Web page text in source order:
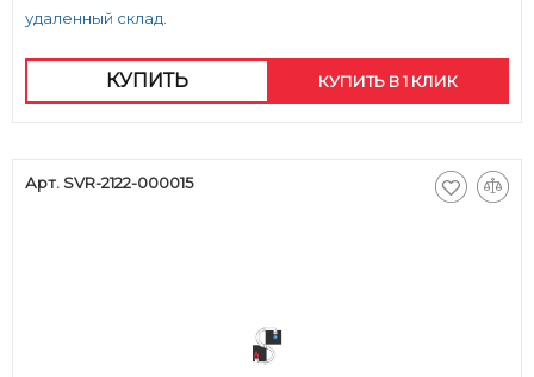
удаленный склад.
КУПИТЬ КУПИТЬ В 1 КЛИК
Арт. SVR-2122-000015